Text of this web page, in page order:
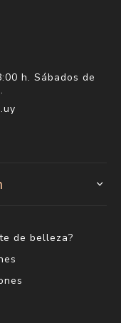
h. Sábados de
de belleza?